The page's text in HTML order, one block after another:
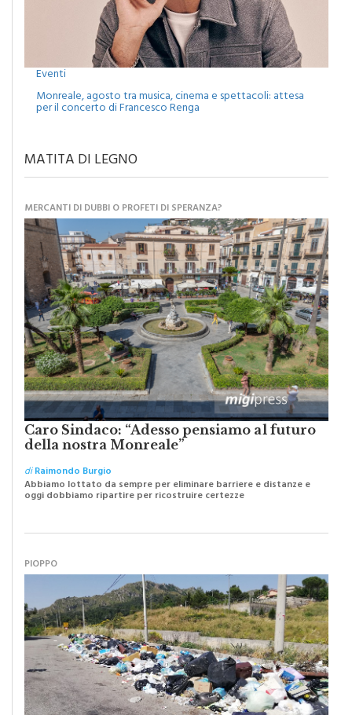
Eventi
Monreale, agosto tra musica, cinema e spettacoli: attesa
MATITA DI LEGNO
MERCANTI DI DUBBI O PROFETI DI SPERANZA?
Caro Sindaco: “Adesso pensiamo al futuro
della nostra Monreale”
diRaimondo Burgio